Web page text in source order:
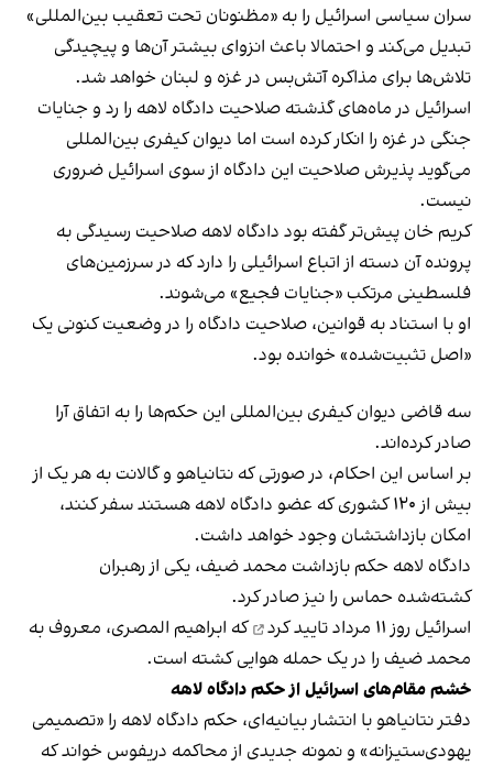
سران سیاسی اسرائیل را به «مظنونان تحت تعقیب بین‌المللی»
تبدیل می‌کند و احتمالا باعث انزوای بیشتر آن‌ها و پیچیدگی
تلاش‌ها برای مذاکره آتش‌بس در غزه و لبنان خواهد شد.
اسرائیل در ماه‌های گذشته صلاحیت دادگاه لاهه را رد و جنایات
جنگی در غزه را انکار کرده است اما دیوان کیفری بین‌المللی
می‌گوید پذیرش صلاحیت این دادگاه از سوی اسرائیل ضروری
نیست.
کریم خان پیش‌تر گفته بود دادگاه لاهه صلاحیت رسیدگی به
پرونده آن‌ دسته از اتباع اسرائیلی را دارد که در سرزمین‌های
فلسطینی مرتکب «جنایات فجیع» می‌شوند.
او با استناد به قوانین، صلاحیت دادگاه را در وضعیت کنونی یک
«اصل تثبیت‌شده» خوانده بود.
سه قاضی دیوان کیفری بین‌المللی این حکم‌ها را به اتفاق آرا
صادر کرده‌اند.
بر اساس این احکام، در صورتی که نتانیاهو و گالانت به هر یک از
بیش از ۱۲۰ کشوری که عضو دادگاه لاهه هستند سفر کنند،
امکان بازداشتشان وجود خواهد داشت.
دادگاه لاهه حکم بازداشت محمد ضیف، یکی از رهبران
کشته‌شده حماس را نیز صادر کرد.
اسرائیل روز ۱۱ مرداد
تایید کرد
که ابراهیم المصری، معروف به
محمد ضیف را در یک حمله هوایی کشته است.
خشم مقام‌های اسرائیل از حکم دادگاه لاهه
دفتر نتانیاهو با انتشار بیانیه‌ای، حکم دادگاه لاهه را «تصمیمی
یهودی‌ستیزانه» و نمونه جدیدی از محاکمه دریفوس خواند که